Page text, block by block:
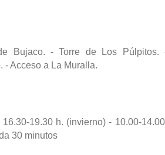
Bujaco. - Torre de Los Púlpitos.
- Acceso a La Muralla.
19.30 h. (invierno) - 10.00-
30 minutos